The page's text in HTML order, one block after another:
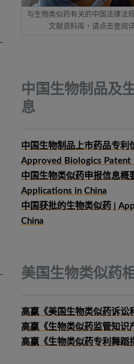
与生物类似药有关的中国法律法
文献资料库，请点击查阅
中国生物制品及
息
中国生物制品上市药品专利
Approved Biologics
中国生物类似药申报信息概
Applications in China
中国获批的生物类似药 |
China
美国生物类似药
高赢《美国生物类似药诉讼
高赢《生物类似药监管知识
高赢《生物类似药专利舞蹈